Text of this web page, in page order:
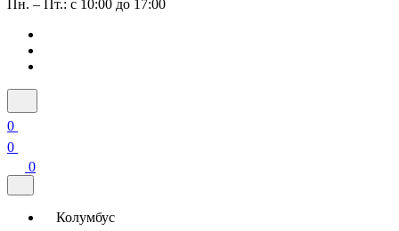
Пн. – Пт.: с 10:00 до 17:00
0
0
0
Колумбус